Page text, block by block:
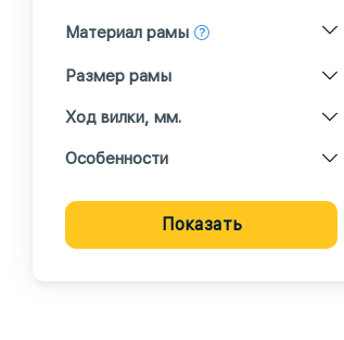
Материал рамы
Размер рамы
Ход вилки, мм.
Особенности
Показать